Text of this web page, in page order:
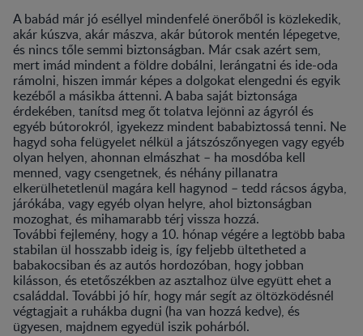
A babád már jó eséllyel mindenfelé önerőből is közlekedik,
akár kúszva, akár mászva, akár bútorok mentén lépegetve,
és nincs tőle semmi biztonságban. Már csak azért sem,
mert imád mindent a földre dobálni, lerángatni és ide-oda
rámolni, hiszen immár képes a dolgokat elengedni és egyik
kezéből a másikba áttenni. A baba saját biztonsága
érdekében, tanítsd meg őt tolatva lejönni az ágyról és
egyéb bútorokról, igyekezz mindent bababiztossá tenni. Ne
hagyd soha felügyelet nélkül a játszószőnyegen vagy egyéb
olyan helyen, ahonnan elmászhat – ha mosdóba kell
menned, vagy csengetnek, és néhány pillanatra
elkerülhetetlenül magára kell hagynod – tedd rácsos ágyba,
járókába, vagy egyéb olyan helyre, ahol biztonságban
mozoghat, és mihamarabb térj vissza hozzá.
További fejlemény, hogy a 10. hónap végére a legtöbb baba
stabilan ül hosszabb ideig is, így feljebb ültetheted a
babakocsiban és az autós hordozóban, hogy jobban
kilásson, és etetőszékben az asztalhoz ülve együtt ehet a
családdal. További jó hír, hogy már segít az öltözködésnél
végtagjait a ruhákba dugni (ha van hozzá kedve), és
ügyesen, majdnem egyedül iszik pohárból.